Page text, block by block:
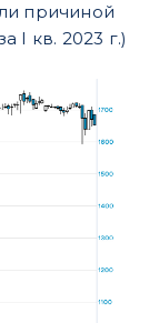
причиной
I кв. 2023 г.)